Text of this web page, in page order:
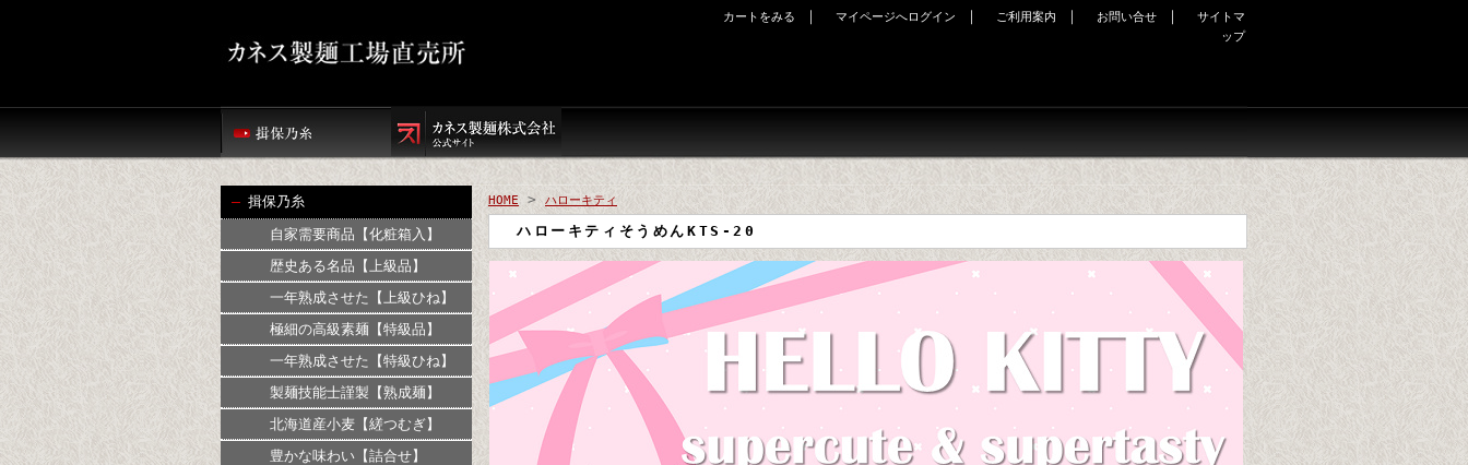
カートをみる ｜ マイページへログイン ｜ ご利用案内 ｜ お問い合せ ｜
サイトマ
ップ
揖保乃糸
自家需要商品【化粧箱入】
歴史ある名品【上級品】
一年熟成させた【上級ひね】
極細の高級素麺【特級品】
一年熟成させた【特級ひね】
製麺技能士謹製【熟成麺】
北海道産小麦【縒つむぎ】
豊かな味わい【詰合せ】
HOME > ハローキティ
ハローキティそうめんKTS-20